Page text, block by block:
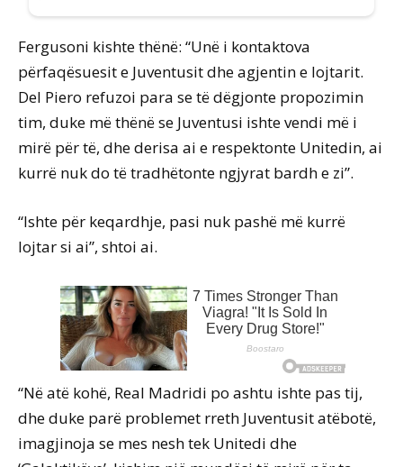
Fergusoni kishte thënë: “Unë i kontaktova
përfaqësuesit e Juventusit dhe agjentin e lojtarit.
Del Piero refuzoi para se të dëgjonte propozimin
tim, duke më thënë se Juventusi ishte vendi më i
mirë për të, dhe derisa ai e respektonte Unitedin, ai
kurrë nuk do të tradhëtonte ngjyrat bardh e zi”.
“Ishte për keqardhje, pasi nuk pashë më kurrë
lojtar si ai”, shtoi ai.
“Në atë kohë, Real Madridi po ashtu ishte pas tij,
dhe duke parë problemet rreth Juventusit atëbotë,
imagjinoja se mes nesh tek Unitedi dhe